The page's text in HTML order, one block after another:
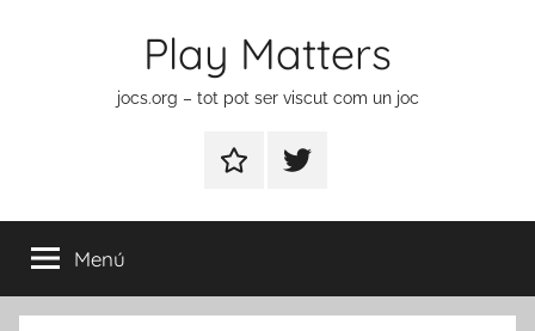
Play Matters
jocs.org – tot pot ser viscut com un joc
ContactarElement
menú
Menú